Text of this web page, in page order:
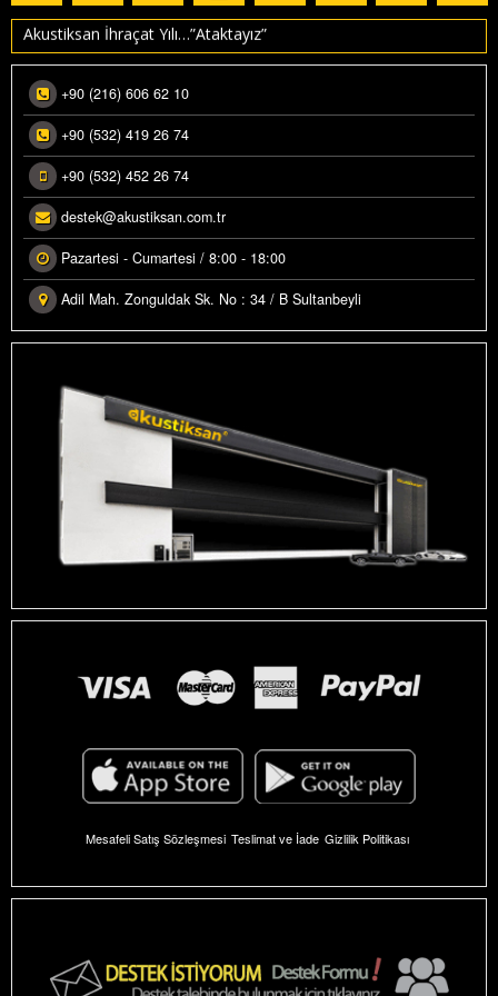
YUMURTA KÖPÜK
RULO POLIETILEN
ALÇIPAN KAPLAMA
PROJE REFERANSLAR
RESIMLERI
GALERI
RENKLENDIRME
GÖRSELLERI
Akustiksan İhraçat Yılı…”Ataktayız”
+90 (216) 606 62 10
+90 (532) 419 26 74
+90 (532) 452 26 74
destek@akustiksan.com.tr
Pazartesi - Cumartesi / 8:00 - 18:00
Adil Mah. Zonguldak Sk. No : 34 / B Sultanbeyli
Mesafeli Satış Sözleşmesi Teslimat ve İade Gizlilik Politikası